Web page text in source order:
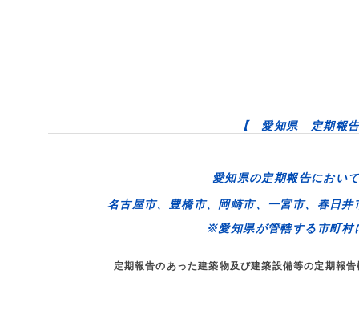
【 愛知県 定期報
愛知県の定期報告におい
名古屋市、豊橋市、岡崎市、一宮市、春日井
※愛知県が管轄する市町村
定期報告のあった建築物及び建築設備等の定期報